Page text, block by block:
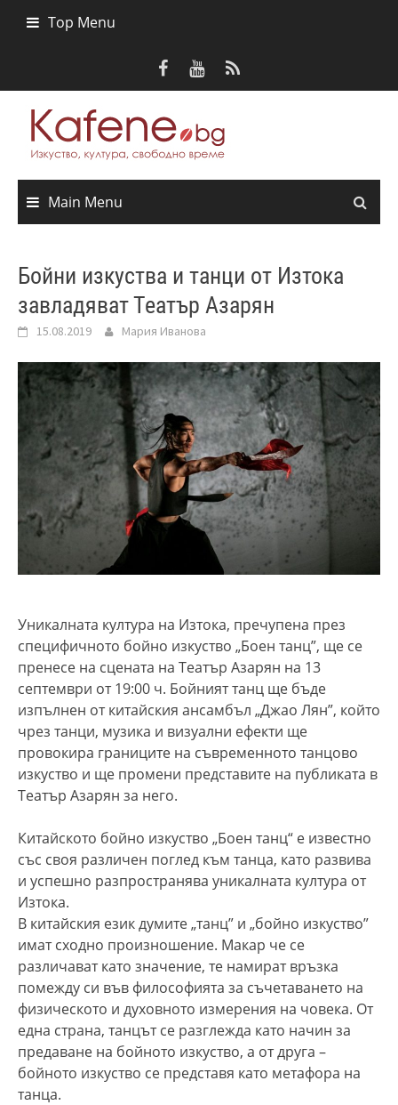
Top Menu
Main Menu
Бойни изкуства и танци от Изтока
завладяват Театър Азарян
15.08.2019 Мария Иванова
Уникалната култура на Изтока, пречупена през
специфичното бойно изкуство „Боен танц”, ще се
пренесе на сцената на Театър Азарян на 13
септември от 19:00 ч. Бойният танц ще бъде
изпълнен от китайския ансамбъл „Джао Лян”, който
чрез танци, музика и визуални ефекти ще
провокира границите на съвременното танцово
изкуство и ще промени представите на публиката в
Театър Азарян за него.
Китайското бойно изкуство „Боен танц“ е известно
със своя различен поглед към танца, като развива
и успешно разпространява уникалната култура от
Изтока.
В китайския език думите „танц” и „бойно изкуство”
имат сходно произношение. Макар че се
различават като значение, те намират връзка
помежду си във философията за съчетаването на
физическото и духовното измерения на човека. От
една страна, танцът се разглежда като начин за
предаване на бойното изкуство, а от друга –
бойното изкуство се представя като метафора на
танца.